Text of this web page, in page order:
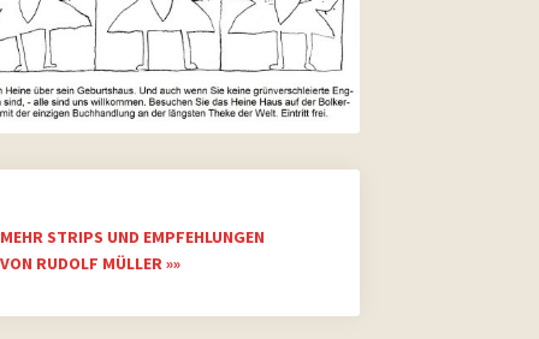
MEHR STRIPS UND EMPFEHLUNGEN
VON RUDOLF MÜLLER »»